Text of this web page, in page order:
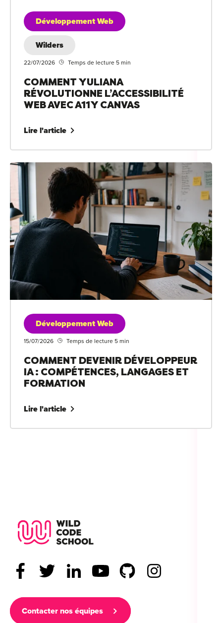
Développement Web
Wilders
22/07/2026 Temps de lecture 5 min
COMMENT YULIANA
RÉVOLUTIONNE L’ACCESSIBILITÉ
WEB AVEC A11Y CANVAS
Lire l'article
Développement Web
15/07/2026 Temps de lecture 5 min
COMMENT DEVENIR DÉVELOPPEUR
IA : COMPÉTENCES, LANGAGES ET
FORMATION
Lire l'article
Contacter nos équipes